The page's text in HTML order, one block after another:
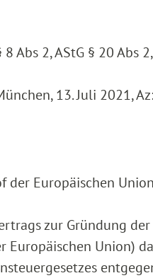
8 Abs 2, AStG § 20 Abs
13. Juli 2021,
der Europäischen
zur Gründung
Europäischen Union)